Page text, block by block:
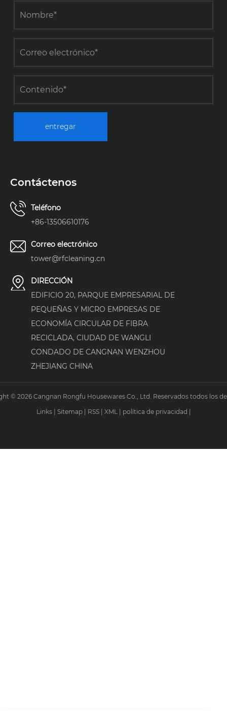
entregar
Contáctenos
Teléfono
+86-13506610176
Correo electrónico
tower@rfcleaning.cn
DIRECCIÓN
EDIFICIO 20, PARQUE EMPRESARIAL DE
PEQUEÑAS Y MICRO EMPRESAS DE
ECONOMÍA CIRCULAR DE FIBRA
RECICLADA, CIUDAD DE WANGLI
CONDADO DE CANGNAN WENZHOU
ZHEJIANG CHINA
© 2026 Cangnan Rongfu Housewares Co., Ltd. Reservados todos los
Links
Sitemap RSS XML política de privacidad